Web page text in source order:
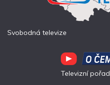
Svobodná televize
Televizní pořad